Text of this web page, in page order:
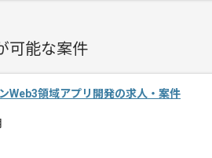
商談回数
1回
募集人数
1人
可能な案件
Web3領域アプリ開発の求人・案件